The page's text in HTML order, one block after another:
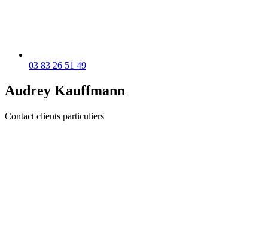
03 83 26 51 49
Audrey Kauffmann
Contact clients particuliers